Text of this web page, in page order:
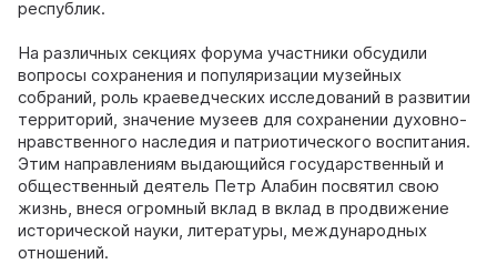
республик.
На различных секциях форума участники обсудили
вопросы сохранения и популяризации музейных
собраний, роль краеведческих исследований в развитии
территорий, значение музеев для сохранении духовно-
нравственного наследия и патриотического воспитания.
Этим направлениям выдающийся государственный и
общественный деятель Петр Алабин посвятил свою
жизнь, внеся огромный вклад в вклад в продвижение
исторической науки, литературы, международных
отношений.